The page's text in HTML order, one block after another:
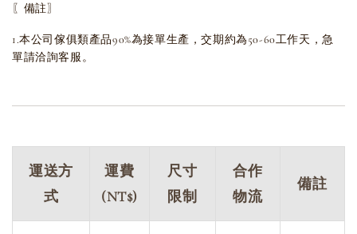
〖備註〗
1.本公司傢俱類產品90%為接單生產，交期約為50-60工作天，急
單請洽詢客服。
運送方
式
運費
(NT$)
尺寸
限制
合作
物流
備註